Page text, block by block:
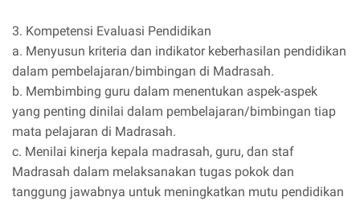
3. Kompetensi Evaluasi Pendidikan
a. Menyusun kriteria dan indikator keberhasilan pendidikan
dalam pembelajaran/bimbingan di Madrasah.
b. Membimbing guru dalam menentukan aspek-aspek
yang penting dinilai dalam pembelajaran/bimbingan tiap
mata pelajaran di Madrasah.
c. Menilai kinerja kepala madrasah, guru, dan staf
Madrasah dalam melaksanakan tugas pokok dan
tanggung jawabnya untuk meningkatkan mutu pendidikan